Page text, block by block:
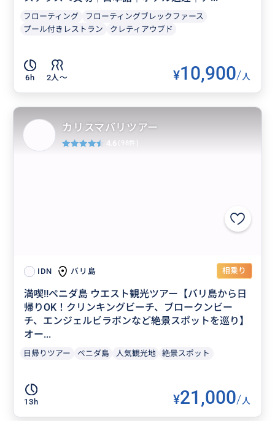
フローティング
フローティングブレックファース
プール付きレストラン
クレティアウブド
6h 2人〜 ¥10,900/人
IDN バリ島 相乗り
満喫‼️ペニダ島 ウエスト観光ツアー【バリ島から日
帰りOK！クリンキングビーチ、ブロークンビー
チ、エンジェルビラボンなど絶景スポットを巡り】
オー...
日帰りツアー ぺニダ島 人気観光地 絶景スポット
13h ¥21,000/人
カリスマバリツアー
4.6 (98件)